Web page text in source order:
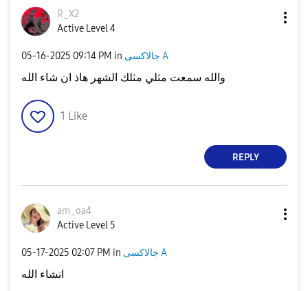
R_X2
Active Level 4
‎05-16-2025 09:14 PM in جالاكسى A
والله سمعت مثلي مثلك الشهر هاذ ان شاء الله
1 Like
REPLY
am_oa4
Active Level 5
‎05-17-2025 02:07 PM in جالاكسى A
انشاء الله